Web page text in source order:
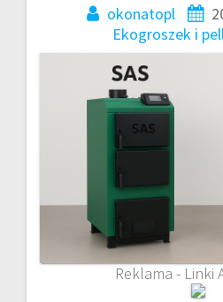
okonatopl
Ekogroszek i
Reklama - Linki